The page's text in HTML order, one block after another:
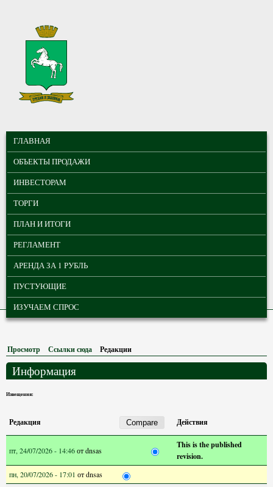
МУНИЦИПАЛЬНЫЕ
ТОРГИ ГОРОДА
ТОМСКА
ГЛАВНОЕ МЕНЮ
ГЛАВНАЯ
ОБЪЕКТЫ ПРОДАЖИ
ИНВЕСТОРАМ
ТОРГИ
ПЛАН И ИТОГИ
РЕГЛАМЕНТ
АРЕНДА ЗА 1 РУБЛЬ
ПУСТУЮЩИЕ
ИЗУЧАЕМ СПРОС
Просмотр Ссылки сюда Редакции
Информация
Извещения:
Редакция Действия
пт, 24/07/2026 - 14:46отdnsas
This is the published
revision.
пн, 20/07/2026 - 17:01 отdnsas